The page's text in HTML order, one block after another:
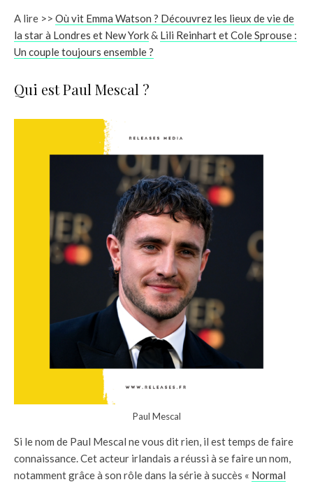
A lire >> Où vit Emma Watson ? Découvrez les lieux de vie de
la star à Londres et New York& Lili Reinhart et Cole Sprouse :
Un couple toujours ensemble ?
Qui est Paul Mescal ?
Paul Mescal
Si le nom de Paul Mescal ne vous dit rien, il est temps de faire
connaissance. Cet acteur irlandais a réussi à se faire un nom,
notamment grâce à son rôle dans la série à succès « Normal